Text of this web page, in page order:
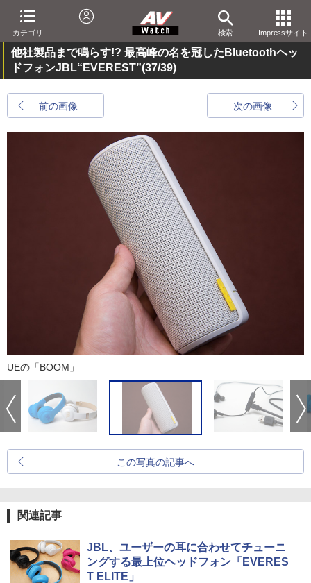
カテゴリ 検索 Impressサイト
他社製品まで鳴らす!? 最高峰の名を冠したBluetoothヘッ
ドフォンJBL“EVEREST”(37/39)
前の画像 次の画像
UEの「BOOM」
この写真の記事へ
関連記事
JBL、ユーザーの耳に合わせてチューニ
ングする最上位ヘッドフォン「EVERES
T ELITE」